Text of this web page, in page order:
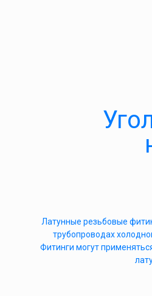
Латунные резьбовые
трубопроводах
Фитинги могут